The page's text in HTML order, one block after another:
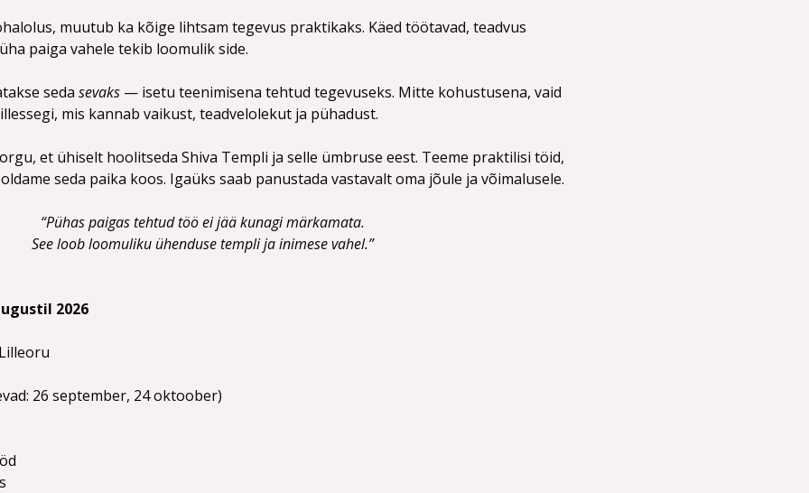
muutub ka kõige lihtsam tegevus praktikaks. Käed töötavad, teadvus
paiga vahele tekib loomulik side.
seda sevaks — isetu teenimisena tehtud tegevuseks. Mitte kohustusena, vaid
mis kannab vaikust, teadvelolekut ja pühadust.
et ühiselt hoolitseda Shiva Templi ja selle ümbruse eest. Teeme praktilisi töid,
seda paika koos. Igaüks saab panustada vastavalt oma jõule ja võimalusele.
“Pühas paigas tehtud töö ei jää kunagi märkamata.
See loob loomuliku ühenduse templi ja inimese vahel.”
2026
26 september, 24 oktoober)